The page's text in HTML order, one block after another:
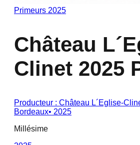
Primeurs 2025
Château
Clinet 2025
Producteur : Château L´Eglise-
Bordeaux• 2025
Millésime